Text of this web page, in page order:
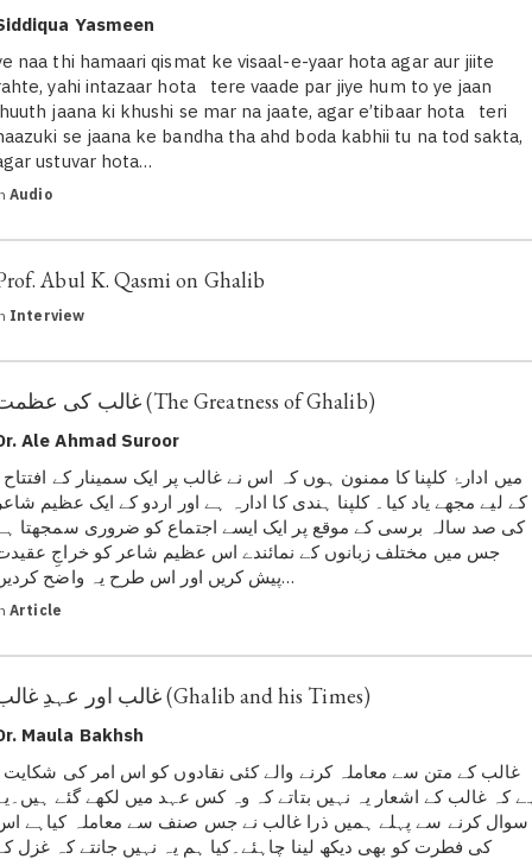
Yasmeen
naa thi hamaari qismat ke visaal-e-yaar hota agar aur jiite
yahi intazaar hota tere vaade par jiye hum to ye jaan
jaana ki khushi se mar na jaate, agar e’tibaar hota teri
se jaana ke bandha tha ahd boda kabhii tu na tod sakta,
ustuvar hota…
Audio
Abul K. Qasmi on Ghalib
Interview
غالب کی عظمت (The Greatness of Ghalib)
Ale Ahmad Suroor
کے لیے مجھے یاد کیا۔ کلپنا ہندی کا ادارہ ہے اور اردو کے ایک عظیم
کی صد سالہ برسی کے موقع پر ایک ایسے اجتماع کو ضروری سمجھتا
جس میں مختلف زبانوں کے نمائندے اس عظیم شاعر کو خراجِ
پیش کریں اور اس طرح یہ واضح کردیں…
Article
غالب اور عہدِ غالب (Ghalib and his Times)
Maula Bakhsh
کہ غالب کے اشعار یہ نہیں بتاتے کہ وہ کس عہد میں لکھے گئے
سوال کرنے سے پہلے ہمیں ذرا غالب نے جس صنف سے معاملہ کیاہے
کی فطرت کو بھی دیکھ لینا چاہئے۔کیا ہم یہ نہیں جانتے کہ غزل